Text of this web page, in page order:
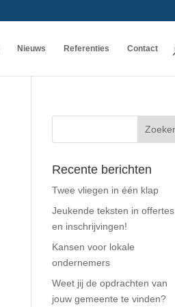
Nieuws Referenties Contact
Recente berichten
Twee vliegen in één klap
Jeukende teksten in offertes
en inschrijvingen!
Kansen voor lokale
ondernemers
Weet jij de opdrachten van
jouw gemeente te vinden?